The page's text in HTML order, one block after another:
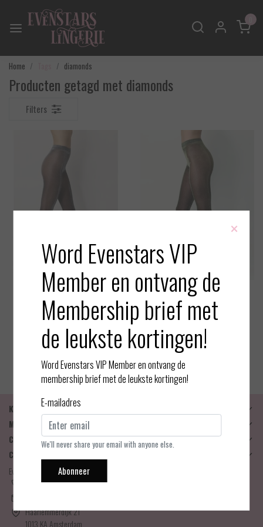
Home diamonds
Producten getagd met diamonds
Filters
Diamonds - Glitter Panty - Z
wart-Zilver - 40 denier - S
EUR 22,95
Bekijken
Oroblu
Diamonds - Glitter Panty - Z
wart-Goud - 40 denier
EUR 22,95
Klantenservice
Mijn account
Categorieën
Contactgegevens
Evenstars Lingerie
06-25536043
Haarlemmerdijk 21
1013 KA Amsterdam
×
Word Evenstars VIP
Member en ontvang de
Membership brief met
de leukste kortingen!
Word Evenstars VIP Member en ontvang de
membership brief met de leukste kortingen!
E-mailadres
We'll never share your email with anyone else.
Abonneer